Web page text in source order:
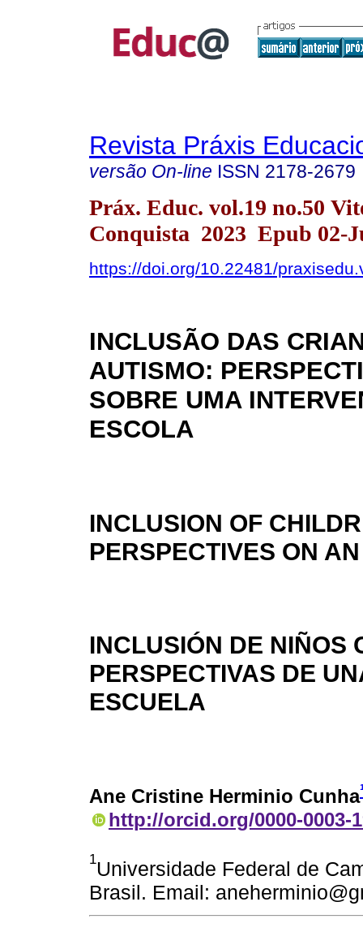
Revista Práxis
versão On-line ISSN 2178-2679
Práx. Educ. vol.19 no.50
Conquista 2023 Epub 02-
https://doi.org/10.22481/
INCLUSÃO DAS
AUTISMO:
SOBRE UMA
ESCOLA
INCLUSION OF
PERSPECTIVES ON
INCLUSIÓN DE NIÑOS
PERSPECTIVAS DE
ESCUELA
Ane Cristine Herminio Cunha
http://orcid.org/0000-0003-
1Universidade Federal de
Brasil. Email: